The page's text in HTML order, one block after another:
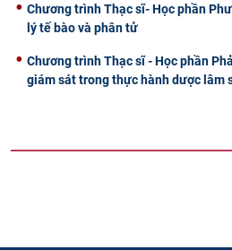
Chương trình Thạc sĩ- Học phần
lý tế bào và phân tử
Chương trình Thạc sĩ - Học phần
giám sát trong thực hành dược lâm